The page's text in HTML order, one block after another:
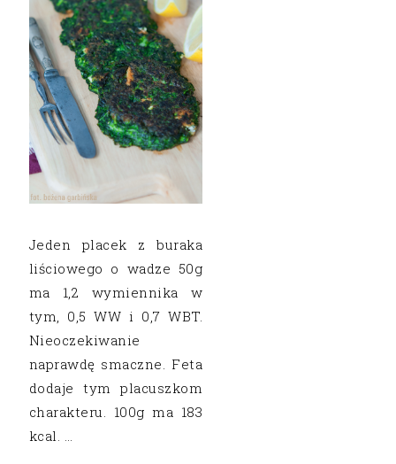
Jeden placek z buraka
liściowego o wadze 50g
ma 1,2 wymiennika w
tym, 0,5 WW i 0,7 WBT.
Nieoczekiwanie
naprawdę smaczne. Feta
dodaje tym placuszkom
charakteru. 100g ma 183
kcal. …